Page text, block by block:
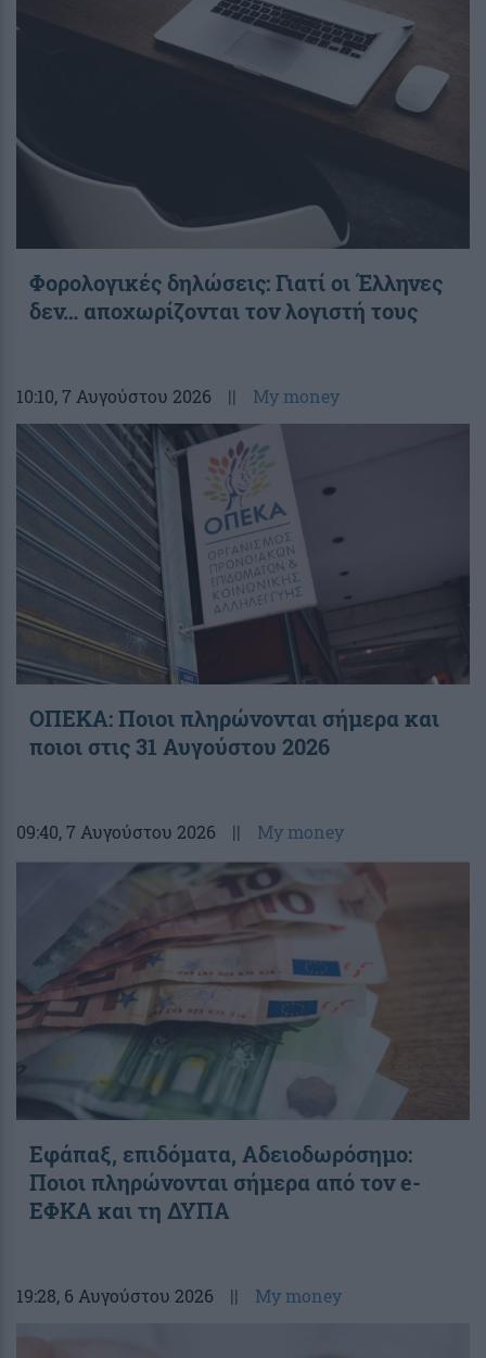
Φορολογικές δηλώσεις: Γιατί οι Έλληνες
δεν… αποχωρίζονται τον λογιστή τους
10:10, 7 Αυγούστου 2026 || My money
ΟΠΕΚΑ: Ποιοι πληρώνονται σήμερα και
ποιοι στις 31 Αυγούστου 2026
09:40, 7 Αυγούστου 2026 || My money
Εφάπαξ, επιδόματα, Αδειοδωρόσημο:
Ποιοι πληρώνονται σήμερα από τον e-
ΕΦΚΑ και τη ΔΥΠΑ
19:28, 6 Αυγούστου 2026 || My money